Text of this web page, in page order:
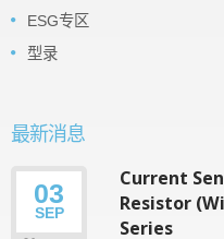
ESG专区
型录
最新消息
03
SEP
Current
Resistor
Series